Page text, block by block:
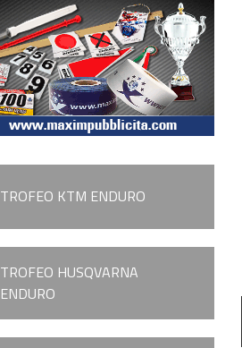
TROFEO KTM ENDURO
TROFEO HUSQVARNA
ENDURO